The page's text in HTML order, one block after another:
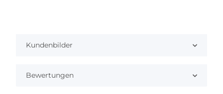
Kundenbilder
Bewertungen